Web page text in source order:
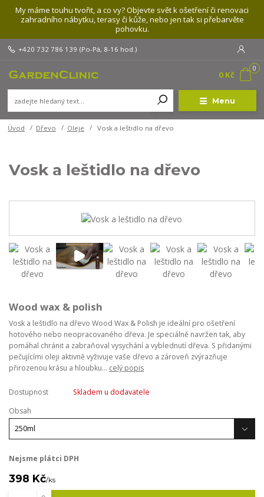
My máme touhu tvořit, a co vy? Objevte svět k ošetření či renovaci
zahradního nábytku, terasy či kůže, nebo jen tak si přebarvěte
pohovku.
Menu
+420 732 786 139 (Po-Pá, 8-16 hod.)
0
0 Kč
Úvod Dřevo Oleje Vosk a leštidlo na dřevo
Vosk a leštidlo na dřevo
Wood wax & polish
Vosk a leštidlo na dřevo Wood Wax & Polish je ideální pro ošetření
hotového nebo neopracovaného dřeva. Je speciálně navržen tak, aby
pomáhal chránit a zabraňoval vysychání a vyblednutí dřeva. S přidanými
pečujícími oleji aktivně vyživuje vaše dřevo a zároveň zvýrazňuje
přirozenou krásu a hloubku... celý popis
Dostupnost
Skladem u dodavatele
Obsah
Nejsme plátci DPH
398 Kč/ks